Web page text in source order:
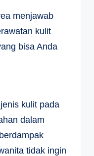
menjawab
kulit
bisa Anda
kulit pada
dalam
tidak ingin